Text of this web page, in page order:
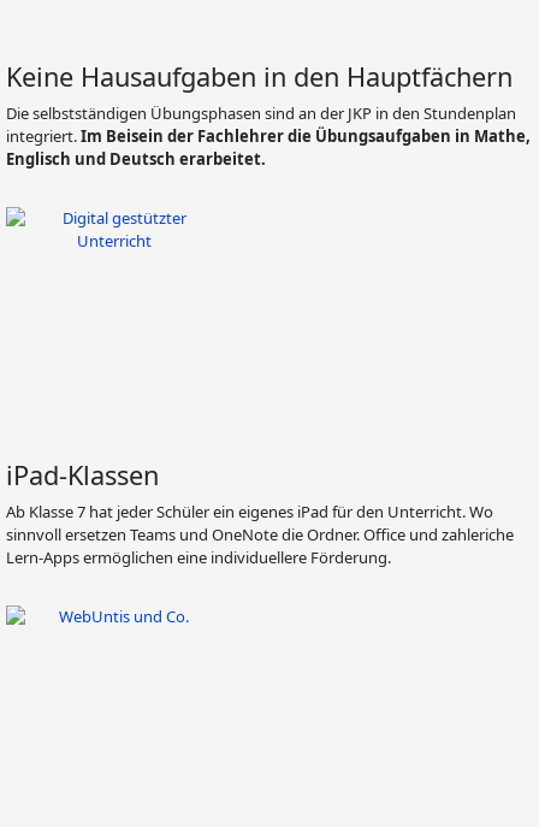
Keine Hausaufgaben in den Hauptfächern
Die selbstständigen Übungsphasen sind an der JKP in den Stundenplan
integriert.Im Beisein der Fachlehrer die Übungsaufgaben in Mathe,
Englisch und Deutsch erarbeitet.
iPad-Klassen
Ab Klasse 7 hat jeder Schüler ein eigenes iPad für den Unterricht. Wo
sinnvoll ersetzen Teams und OneNote die Ordner. Office und zahleriche
Lern-Apps ermöglichen eine individuellere Förderung.